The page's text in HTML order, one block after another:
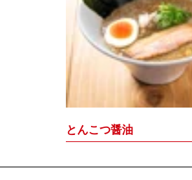
とんこつ醤油